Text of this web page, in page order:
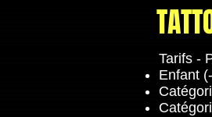
Tarifs -
Enfant